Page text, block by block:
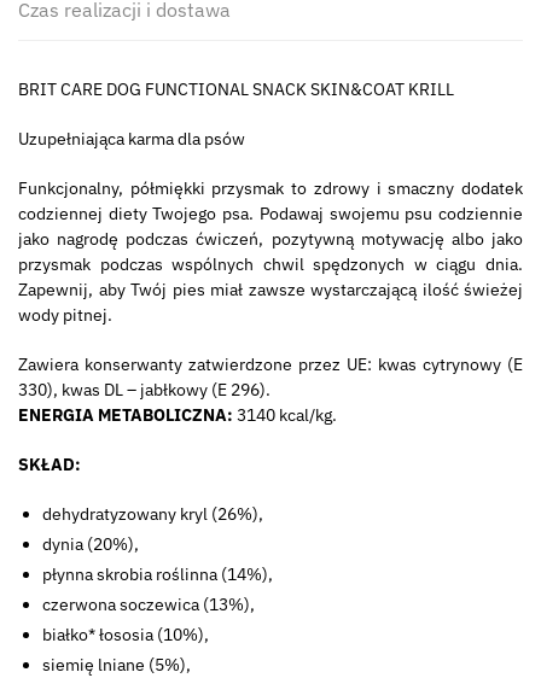
Czas realizacji i dostawa
BRIT CARE DOG FUNCTIONAL SNACK SKIN&COAT KRILL
Uzupełniająca karma dla psów
Funkcjonalny, półmiękki przysmak to zdrowy i smaczny dodatek
codziennej diety Twojego psa. Podawaj swojemu psu codziennie
jako nagrodę podczas ćwiczeń, pozytywną motywację albo jako
przysmak podczas wspólnych chwil spędzonych w ciągu dnia.
Zapewnij, aby Twój pies miał zawsze wystarczającą ilość świeżej
wody pitnej.
Zawiera konserwanty zatwierdzone przez UE: kwas cytrynowy (E
330), kwas DL – jabłkowy (E 296).
ENERGIA METABOLICZNA: 3140 kcal/kg.
SKŁAD:
dehydratyzowany kryl (26%),
dynia (20%),
płynna skrobia roślinna (14%),
czerwona soczewica (13%),
białko* łososia (10%),
siemię lniane (5%),